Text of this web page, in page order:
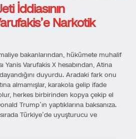
İddiasının
Narkotik
bakanlarından, hükümete muhalif
Yanis Varufakis X hesabından, Atina
duyurdu. Aradaki fark onu
almamışlar, karakola gelip ifade
herkes birbirinden kopya çekip el
Trump’ın yaptıklarına baksanıza.
Türkiye’de uyuşturucu ve